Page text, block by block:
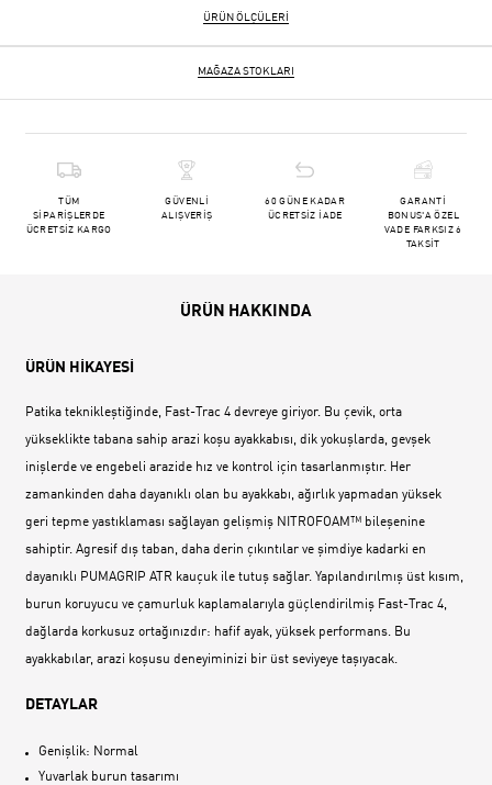
ÜRÜN ÖLÇÜLERI
MAĞAZA STOKLARI
TÜM
SİPARİŞLERDE
ÜCRETSİZ KARGO
GÜVENLİ
ALIŞVERİŞ
60 GÜNE KADAR
ÜCRETSİZ İADE
GARANTİ
BONUS'A ÖZEL
VADE FARKSIZ 6
TAKSİT
ÜRÜN HAKKINDA
ÜRÜN HİKAYESİ
Patika teknikleştiğinde, Fast-Trac 4 devreye giriyor. Bu çevik, orta
yükseklikte tabana sahip arazi koşu ayakkabısı, dik yokuşlarda, gevşek
inişlerde ve engebeli arazide hız ve kontrol için tasarlanmıştır. Her
zamankinden daha dayanıklı olan bu ayakkabı, ağırlık yapmadan yüksek
geri tepme yastıklaması sağlayan gelişmiş NITROFOAM™ bileşenine
sahiptir. Agresif dış taban, daha derin çıkıntılar ve şimdiye kadarki en
dayanıklı PUMAGRIP ATR kauçuk ile tutuş sağlar. Yapılandırılmış üst kısım,
burun koruyucu ve çamurluk kaplamalarıyla güçlendirilmiş Fast-Trac 4,
dağlarda korkusuz ortağınızdır: hafif ayak, yüksek performans. Bu
ayakkabılar, arazi koşusu deneyiminizi bir üst seviyeye taşıyacak.
DETAYLAR
Genişlik: Normal
Yuvarlak burun tasarımı